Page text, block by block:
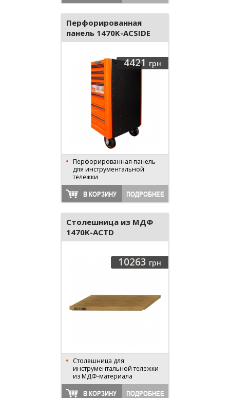
Перфорированная
панель 1470K-ACSIDE
4421 грн
Перфорированная панель
для инструментальной
тележки
В КОРЗИНУ ПОДРОБНЕЕ
Столешница из МДФ
1470K-ACTD
10263 грн
Столешница для
инструментальной тележки
из МДФ-материала
В КОРЗИНУ ПОДРОБНЕЕ